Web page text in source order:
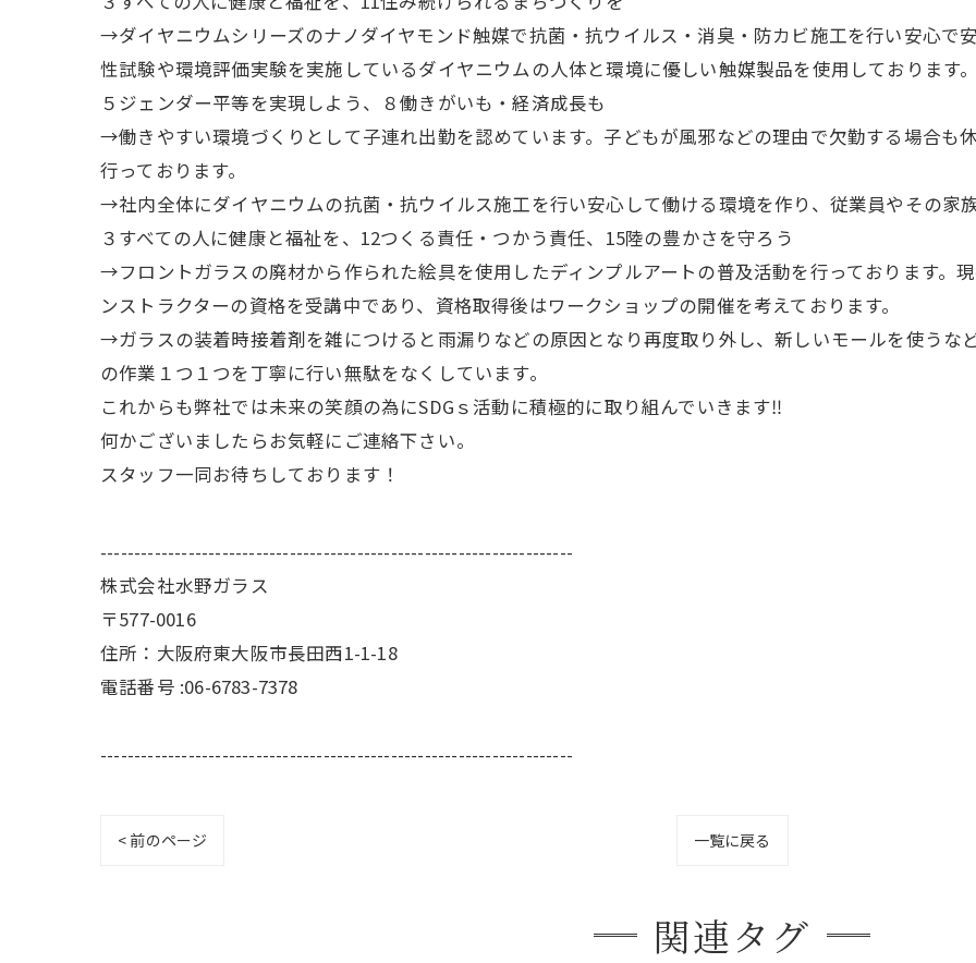
→ダイヤニウムシリーズのナノダイヤモンド触媒で抗菌・抗ウイルス・消臭・防カビ施工を行い安心で
性試験や環境評価実験を実施しているダイヤニウムの人体と環境に優しい触媒製品を使用しております。
５ジェンダー平等を実現しよう、８働きがいも・経済成長も
→働きやすい環境づくりとして子連れ出勤を認めています。子どもが風邪などの理由で欠勤する場合も
行っております。
→社内全体にダイヤニウムの抗菌・抗ウイルス施工を行い安心して働ける環境を作り、従業員やその家族
３すべての人に健康と福祉を、12つくる責任・つかう責任、15陸の豊かさを守ろう
→フロントガラスの廃材から作られた絵具を使用したディンプルアートの普及活動を行っております。
ンストラクターの資格を受講中であり、資格取得後はワークショップの開催を考えております。
→ガラスの装着時接着剤を雑につけると雨漏りなどの原因となり再度取り外し、新しいモールを使うな
の作業１つ１つを丁寧に行い無駄をなくしています。
これからも弊社では未来の笑顔の為にSDGｓ活動に積極的に取り組んでいきます‼
何かございましたらお気軽にご連絡下さい。
スタッフ一同お待ちしております！
----------------------------------------------------------------------
株式会社水野ガラス
〒577-0016
住所：大阪府東大阪市長田西1-1-18
電話番号 :06-6783-7378
----------------------------------------------------------------------
< 前のページ 一覧に戻る
関連タグ